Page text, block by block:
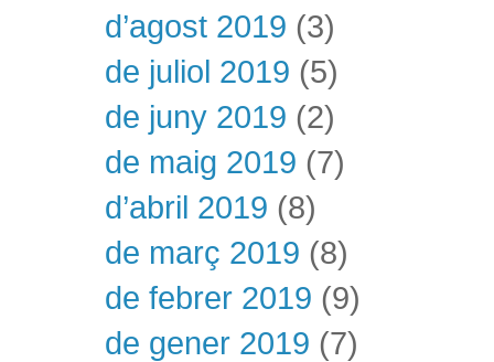
d’agost 2019 (3)
de juliol 2019 (5)
de juny 2019 (2)
de maig 2019 (7)
d’abril 2019 (8)
de març 2019 (8)
de febrer 2019 (9)
de gener 2019 (7)